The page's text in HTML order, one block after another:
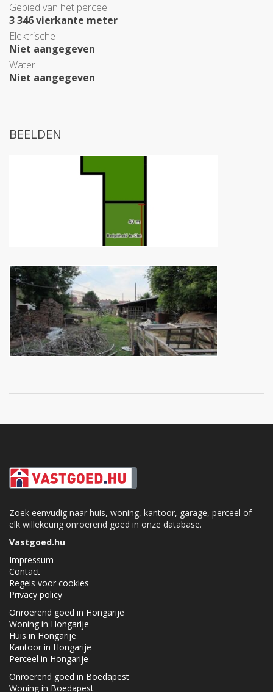
Gebied van het perceel
3 346 vierkante meter
Elektrische
Niet aangegeven
Water
Niet aangegeven
BEELDEN
Zoek eenvudig naar huis, woning, kantoor, garage, perceel of
elk willekeurig onroerend goed in onze database.
Vastgoed.hu
Impressum
Contact
Regels voor cookies
Privacy policy
Onroerend goed in Hongarije
Woning in Hongarije
Huis in Hongarije
Kantoor in Hongarije
Perceel in Hongarije
Onroerend goed in Boedapest
Woning in Boedapest